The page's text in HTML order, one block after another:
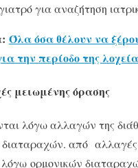
για αναζήτηση
Όλα όσα θέλουν να
την περίοδο της
μειωμένης όρασης
λόγω αλλαγών της
διαταραχών. από αλλαγές
ορμονικών